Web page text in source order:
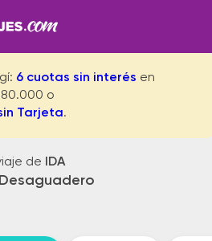
6 cuotas sin interés en
o
Tarjeta.
de IDA
Desaguadero